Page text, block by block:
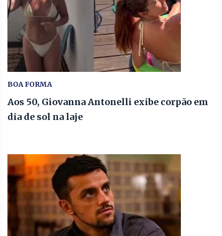
BOA FORMA
Aos 50, Giovanna Antonelli exibe corpão em
dia de sol na laje